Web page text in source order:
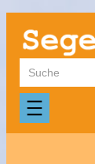
Zum
Inhalt
springen
Suchen